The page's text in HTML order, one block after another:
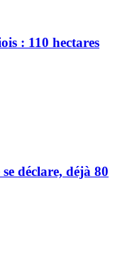
: 110 hectares
déclare, déjà 80